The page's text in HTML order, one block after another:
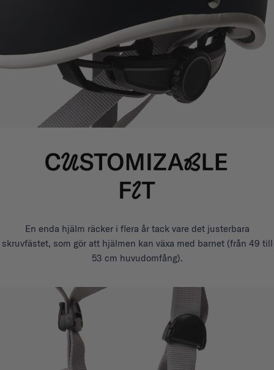
En enda hjälm räcker i flera år tack vare det justerbara
skruvfästet, som gör att hjälmen kan växa med barnet (från 49 till
53 cm huvudomfång).